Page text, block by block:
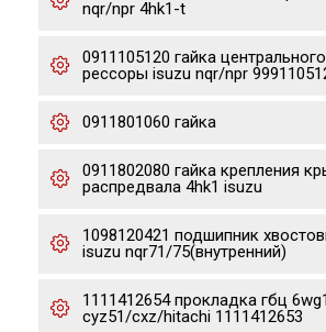
nqr/npr 4hk1-t
0911105120 гайка
рессоры isuzu nqr/npr
0911801060 гайка
0911802080 гайка крепления
распредвала 4hk1 isuzu
1098120421 подшипник
isuzu nqr71/75(внутренний)
1111412654 прокладка гбц
cyz51/cxz/hitachi 1111412653